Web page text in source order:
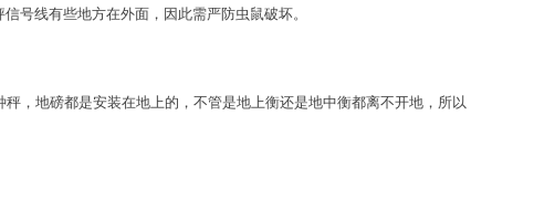
号线有些地方在外面，因此需严防虫鼠破坏。
，地磅都是安装在地上的，不管是地上衡还是地中衡都离不开地，所以